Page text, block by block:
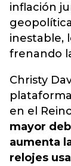
inflación
inestable,
frenando
Christy
en el
mayor
aumenta
relojes